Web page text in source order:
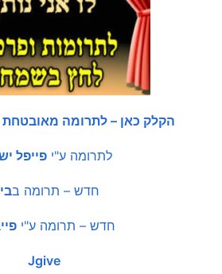
הקלק כאן – לתרומה
לתרומה ע"י פייפל
חדש – תרומה ב
חדש – תרומה ע"י
Jgive